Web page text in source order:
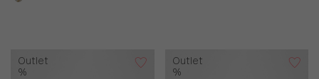
Outlet
%
Outlet
%